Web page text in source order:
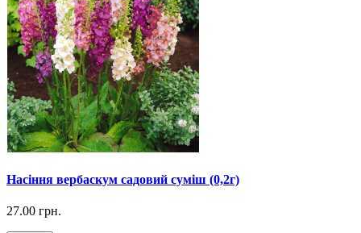
Насіння вербаскум садовий суміш (0,2г)
27.00 грн.